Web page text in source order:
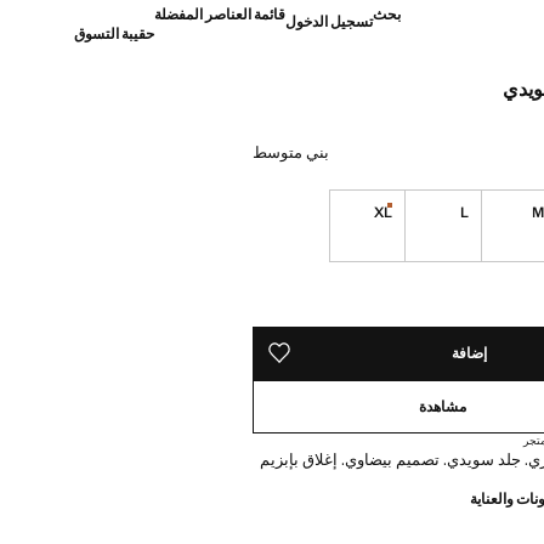
بحثتسجيل الدخولقائمة العناصر المفضلة
حقيبة التسوق
بني متوسط
M
L
XL
القطع الأخيرة!
إضافة حفظه في قائمة منتجاتك المفضلة
مشاهدة
والعناية